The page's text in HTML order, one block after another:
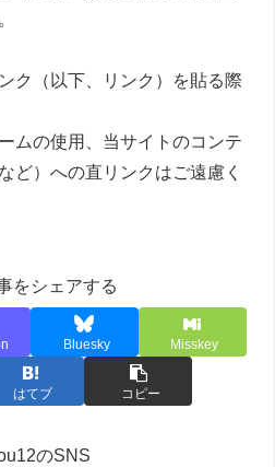
ク（以下、リンク）を貼る際
ムの使用、当サイトのコンテ
ど）への直リンクはご遠慮く
をシェアする
Bluesky Misskey
はてブ コピー
のSNS